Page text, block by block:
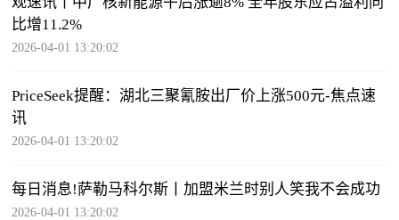
比增11.2%
2026-04-01 13:20:02
PriceSeek提醒：湖北三聚氰胺出厂价上涨500元-焦点速
讯
2026-04-01 13:20:02
每日消息!萨勒马科尔斯丨加盟米兰时别人笑我不会成功
2026-04-01 13:20:02